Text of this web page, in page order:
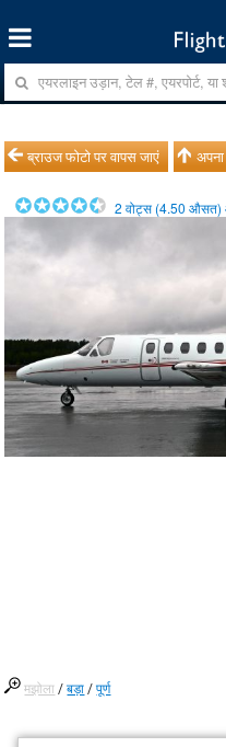
ब्राउज फोटो पर वापस जाएं
2 वोट्स (4.50 औसत)
मझोला /बड़ा /पूर्ण